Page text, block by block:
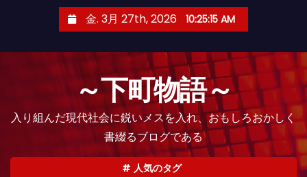
金. 3月 27th, 2026 10:25:16 AM
～下町物語～
入り組んだ現代社会に鋭いメスを入れ、おもしろおかしく
書綴るブログである
人気のタグ